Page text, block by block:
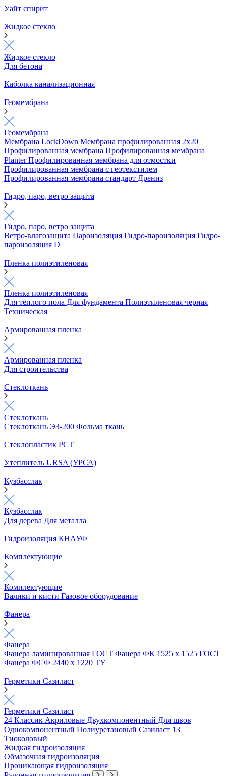
Уайт спирит
Жидкое стекло
Жидкое стекло
Для бетона
Каболка канализационная
Геомембрана
Геомембрана
Мембрана LockDown Мембрана профилированная 2х20
Профилированная мембрана Профилированная мембрана
PlanterПрофилированная мембрана для отмостки
Профилированная мембрана с геотекстилем
Профилированная мембрана стандарт Дрениз
Гидро, паро, ветро защита
Гидро, паро, ветро защита
Ветро-влагозащита Пароизоляция Гидро-пароизоляция Гидро-
пароизоляция D
Пленка полиэтиленовая
Пленка полиэтиленовая
Для теплого пола Для фундамента Полиэтиленовая черная
Техническая
Армированная пленка
Армированная пленка
Для строительства
Стеклоткань
Стеклоткань
Стеклоткань ЭЗ-200 Фольма ткань
Стеклопластик РСТ
Утеплитель URSA (УРСА)
Кузбасслак
Кузбасслак
Для дерева Для металла
Гидроизоляция КНАУФ
Комплектующие
Комплектующие
Валики и кисти Газовое оборудование
Фанера
Фанера
Фанера ламинированная ГОСТ Фанера ФК 1525 х 1525 ГОСТ
Фанера ФСФ 2440 х 1220 ТУ
Герметики Сазиласт
Герметики Сазиласт
24 Классик Акриловые Двухкомпонентный Для швов
Однокомпонентный Полиуретановый Сазиласт 13
Тиоколовый
Жидкая гидроизоляция
Обмазочная гидроизоляция
Проникающая гидроизоляция